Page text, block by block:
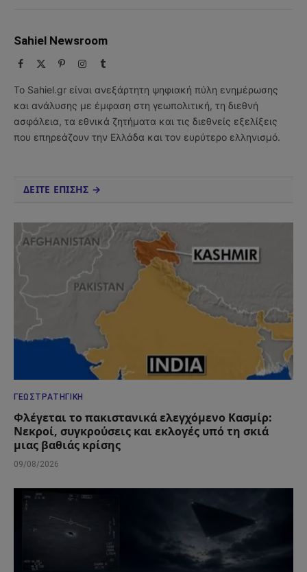
Sahiel Newsroom
Facebook PinterestInstagram
Tumblr
Το Sahiel.gr είναι ανεξάρτητη ψηφιακή πύλη ενημέρωσης
και ανάλυσης με έμφαση στη γεωπολιτική, τη διεθνή
ασφάλεια, τα εθνικά ζητήματα και τις διεθνείς εξελίξεις
που επηρεάζουν την Ελλάδα και τον ευρύτερο ελληνισμό.
ΔΕΙΤΕ ΕΠΙΣΗΣ →
ΓΕΩΣΤΡΑΤΗΓΙΚΉ
Φλέγεται το πακιστανικά ελεγχόμενο Κασμίρ:
Νεκροί, συγκρούσεις και εκλογές υπό τη σκιά
μιας βαθιάς κρίσης
09/08/2026